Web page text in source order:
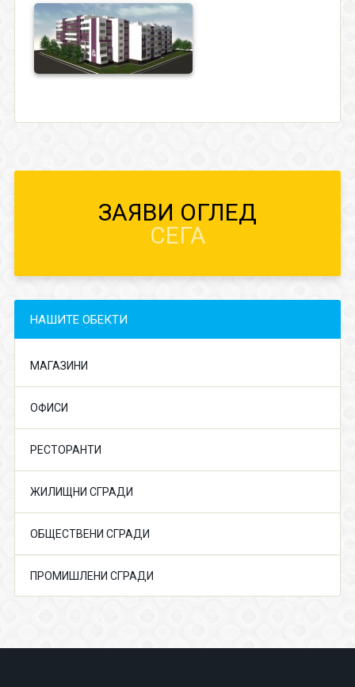
ЗАЯВИ ОГЛЕД
СЕГА
НАШИТЕ ОБЕКТИ
МАГАЗИНИ
ОФИСИ
РЕСТОРАНТИ
ЖИЛИЩНИ СГРАДИ
ОБЩЕСТВЕНИ СГРАДИ
ПРОМИШЛЕНИ СГРАДИ